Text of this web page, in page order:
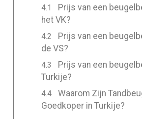
Prijs van een
het VK?
Prijs van een
de VS?
Prijs van een
Turkije?
Waarom Zijn
Goedkoper in Turkije?